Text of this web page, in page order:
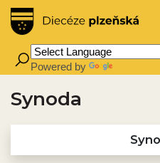
Powered by
Synoda